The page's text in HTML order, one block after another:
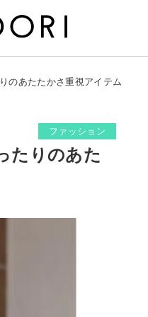
のあたたかさ重視アイテム
ファッション
たりのあた